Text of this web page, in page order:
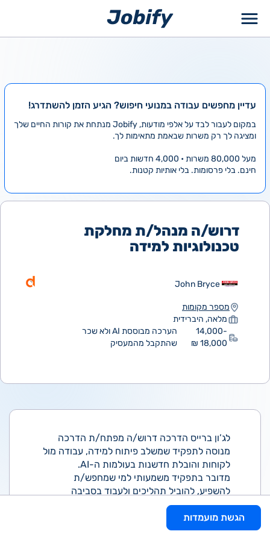
עדיין מחפשים עבודה במנועי חיפוש? הגיע הזמן להשתדרג!
במקום לעבור לבד על אלפי מודעות, Jobify מנתחת את קורות החיים שלך
ומציגה לך רק משרות שבאמת מתאימות לך.
מעל 80,000 משרות • 4,000 חדשות ביום
חינם. בלי פרסומות. בלי אותיות קטנות.
דרוש/ה מנהל/ת מחלקת
טכנולוגיות למידה
John Bryce
מספר מקומות
מלאה, היברידית
14,000-
18,000 ₪
הערכה מבוססת AI ולא שכר
שהתקבל מהמעסיק
לג’ון ברייס הדרכה דרוש/ה מפתח/ת הדרכה
מנוסה לתפקיד שמשלב פיתוח למידה, עבודה מול
לקוחות והובלת חדשנות בעולמות ה-AI.
מדובר בתפקיד משמעותי למי שמחפש/ת
להשפיע, להוביל תהליכים ולעבוד בסביבה
מקצועית ודינמית.
?? תיאור התפקיד:
• הובלת תהליכי פיתוח למידה מקצה לקצה –
הגשת מועמדות